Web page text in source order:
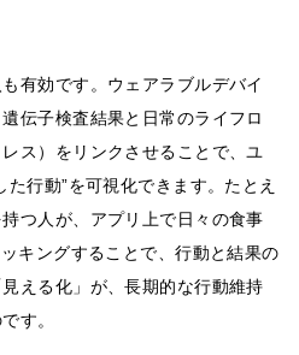
有効です。ウェアラブルデバイ
伝子検査結果と日常のライフロ
ス）をリンクさせることで、ユ
行動”を可視化できます。たとえ
つ人が、アプリ上で日々の食事
キングすることで、行動と結果の
える化」が、長期的な行動維持
す。